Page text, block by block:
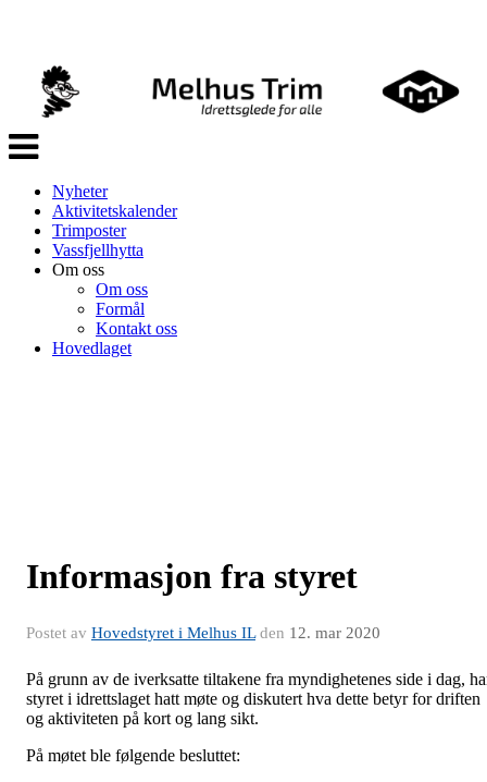
Veksle
navigasjon
Nyheter
Aktivitetskalender
Trimposter
Vassfjellhytta
Om oss
Om oss
Formål
Kontakt oss
Hovedlaget
Informasjon fra styret
Postet av Hovedstyret i Melhus ILden 12. mar 2020
På grunn av de iverksatte tiltakene fra myndighetenes side i dag,
styret i idrettslaget hatt møte og diskutert hva dette betyr for driften
og aktiviteten på kort og lang sikt.
På møtet ble følgende besluttet: